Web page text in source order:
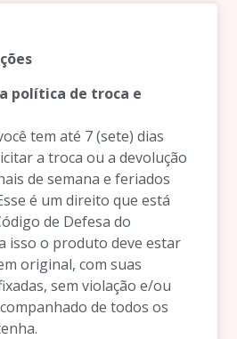
política de troca e
tem até 7 (sete) dias
a troca ou a devolução
de semana e feriados
é um direito que está
de Defesa do
isso o produto deve estar
original, com suas
sem violação e/ou
de todos os